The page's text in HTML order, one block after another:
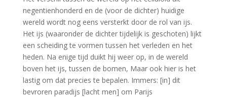
negentienhonderd en de (voor de dichter) huidige
wereld wordt nog eens versterkt door de rol van ijs.
Het ijs (waaronder de dichter tijdelijk is geschoten) lijkt
een scheiding te vormen tussen het verleden en het
heden. Na enige tijd duikt hij weer op, in de wereld
boven het ijs, tussen de bomen, Maar ook hier is het
lastig om dat precies te bepalen. Immers: [in] dit
bevroren paradijs [lacht men] om Parijs